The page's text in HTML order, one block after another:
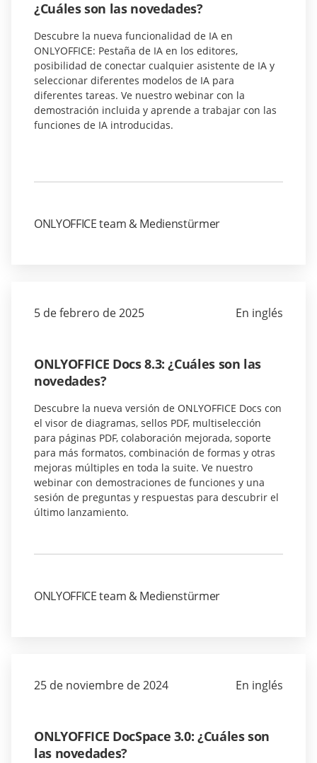
¿Cuáles son las novedades?
Descubre la nueva funcionalidad de IA en
ONLYOFFICE: Pestaña de IA en los editores,
posibilidad de conectar cualquier asistente de IA y
seleccionar diferentes modelos de IA para
diferentes tareas. Ve nuestro webinar con la
demostración incluida y aprende a trabajar con las
funciones de IA introducidas.
ONLYOFFICE team & Medienstürmer
5 de febrero de 2025 En inglés
ONLYOFFICE Docs 8.3: ¿Cuáles son las
novedades?
Descubre la nueva versión de ONLYOFFICE Docs con
el visor de diagramas, sellos PDF, multiselección
para páginas PDF, colaboración mejorada, soporte
para más formatos, combinación de formas y otras
mejoras múltiples en toda la suite. Ve nuestro
webinar con demostraciones de funciones y una
sesión de preguntas y respuestas para descubrir el
último lanzamiento.
ONLYOFFICE team & Medienstürmer
25 de noviembre de 2024 En inglés
ONLYOFFICE DocSpace 3.0: ¿Cuáles son
las novedades?